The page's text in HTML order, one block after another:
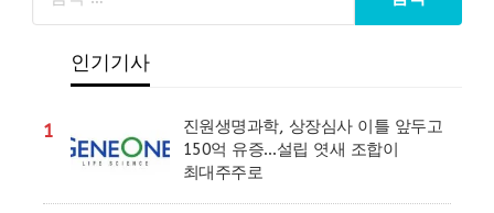
인기기사
1
진원생명과학, 상장심사 이틀 앞두고
150억 유증…설립 엿새 조합이
최대주주로